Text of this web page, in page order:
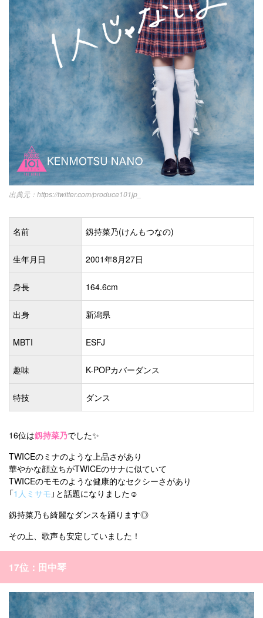
https://twitter.com/produce101jp_
名前 釼持菜乃(けんもつなの)
生年月日 2001年8月27日
身長 164.6cm
出身 新潟県
MBTI ESFJ
趣味 K-POPカバーダンス
特技 ダンス
16位は釼持菜乃でした✨
TWICEのミナのような上品さがあり
華やかな顔立ちがTWICEのサナに似ていて
TWICEのモモのような健康的なセクシーさがあり
「1人ミサモ 」と話題になりました☺️
釼持菜乃も綺麗なダンスを踊ります◎
その上、歌声も安定していました！
17位：田中琴